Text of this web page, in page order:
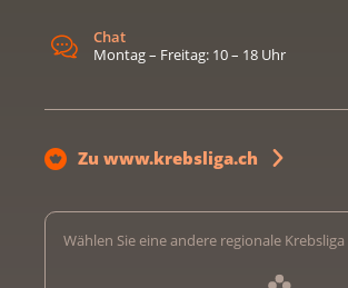
Chat
Montag – Freitag: 10 – 18 Uhr
Zu www.krebsliga.ch
Wählen Sie eine andere regionale Krebsliga